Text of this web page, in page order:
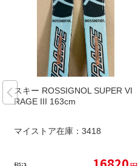
スキー ROSSIGNOL SUPER VI
RAGE III 163cm
マイストア在庫： 3418